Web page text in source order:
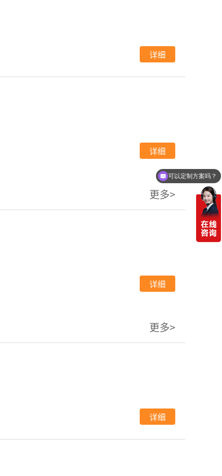
详细
详细
更多>
详细
更多>
详细
你们电话多少